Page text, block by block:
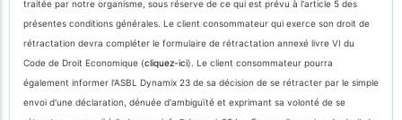
traitée par notre organisme, sous réserve de ce qui est prévu à l'article 5 des
présentes conditions générales. Le client consommateur qui exerce son droit de
rétractation devra compléter le formulaire de rétractation annexé livre VI du
Code de Droit Economique (cliquez-ici). Le client consommateur pourra
également informer l’ASBL Dynamix 23 de sa décision de se rétracter par le simple
envoi d'une déclaration, dénuée d'ambiguïté et exprimant sa volonté de se